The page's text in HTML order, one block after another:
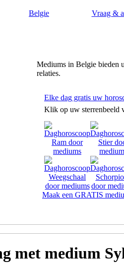
Belgie Vraag &
Mediums in Belgie bieden
relaties.
Elke dag gratis uw
Klik op uw sterrenbeeld
Maak een GRATIS
met medium